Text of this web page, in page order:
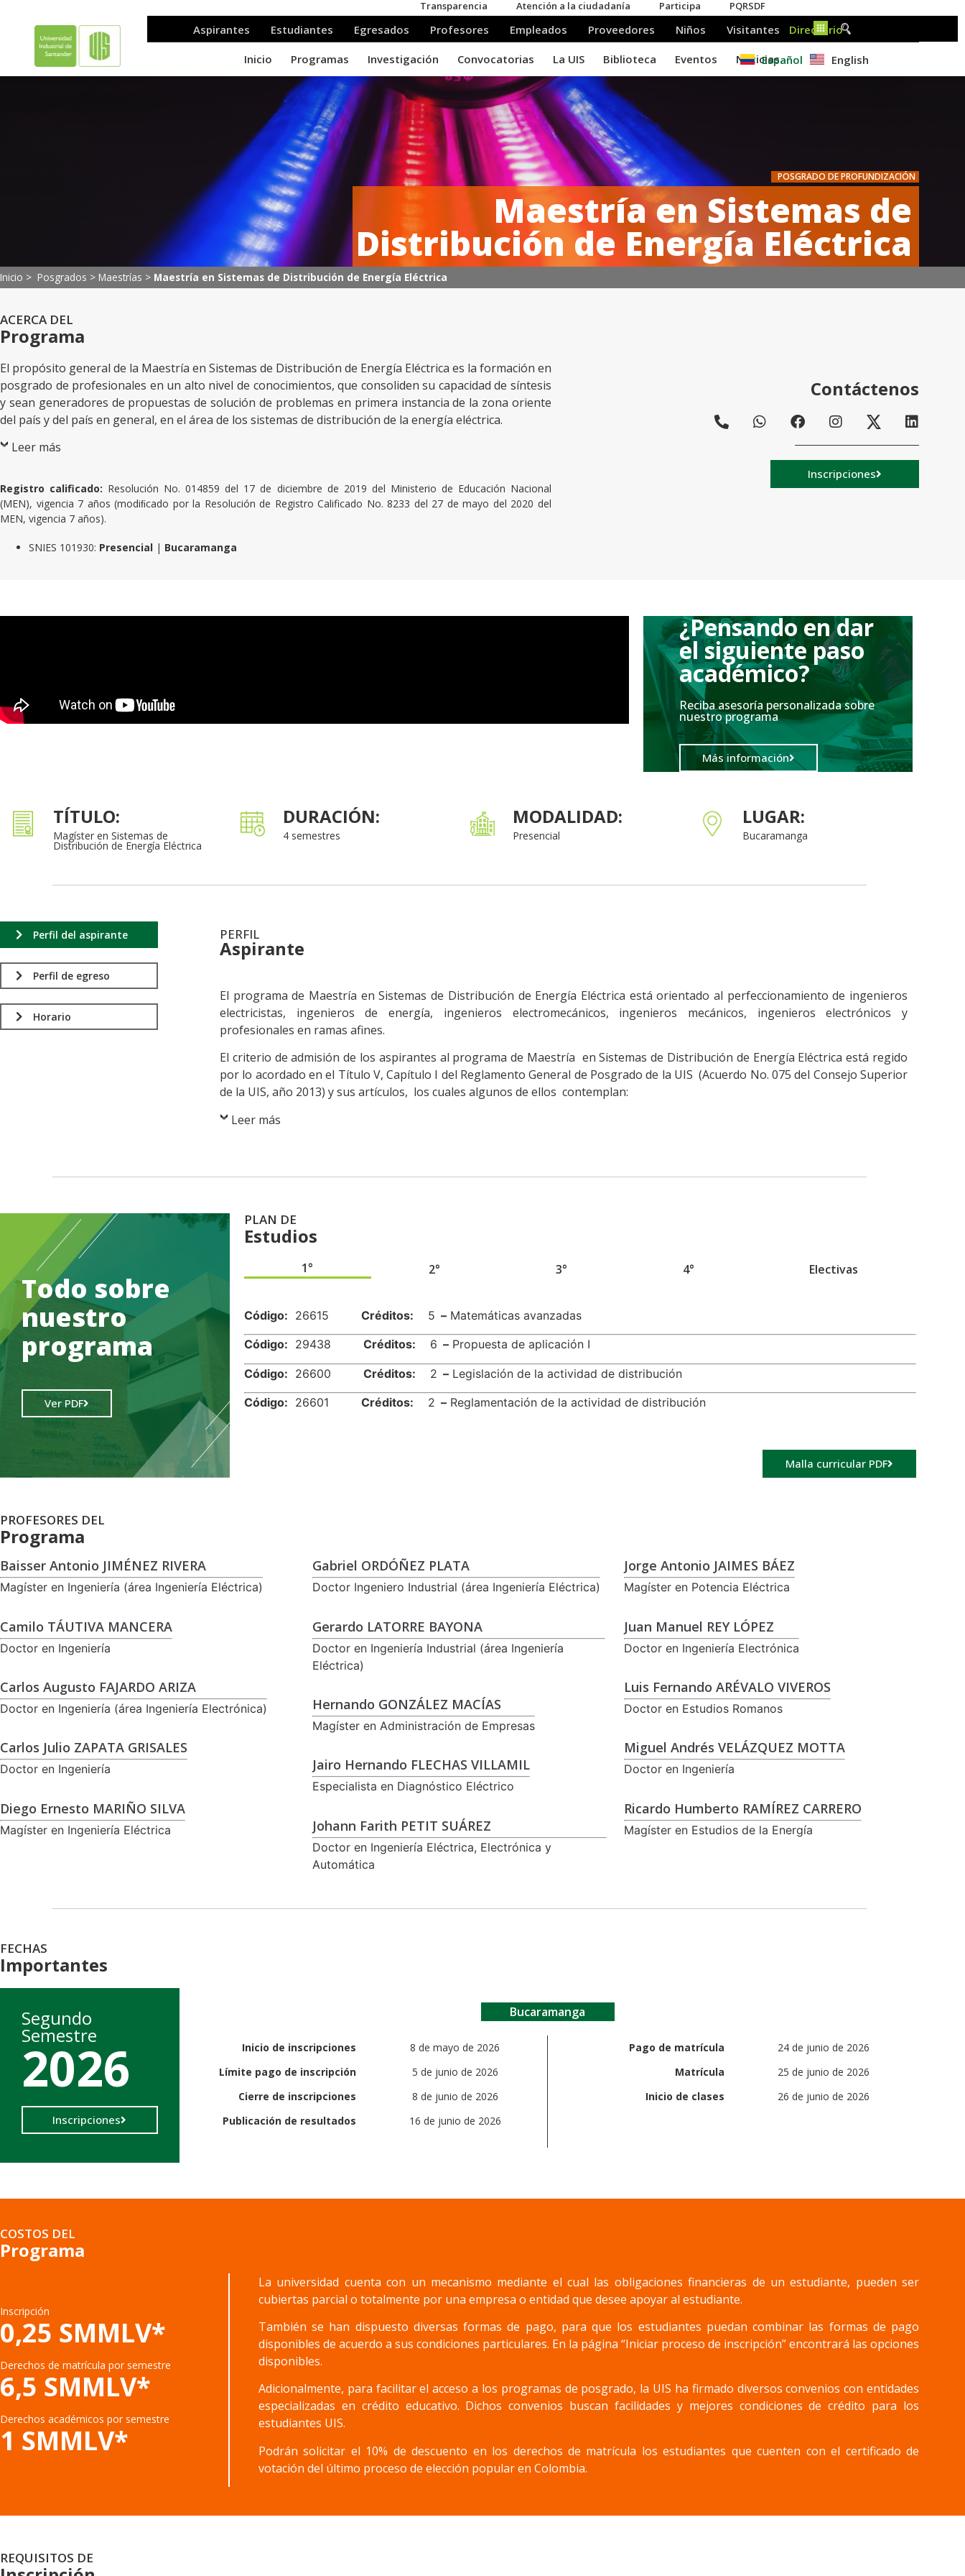
Español English
POSGRADO DE PROFUNDIZACIÓN
Maestría en Sistemas de
Distribución de Energía Eléctrica
Inicio > Posgrados > Maestrías > Maestría en Sistemas de Distribución de Energía Eléctrica
ACERCA DEL
Programa
El propósito general de la Maestría en Sistemas de Distribución de Energía Eléctrica es la formación en
posgrado de profesionales en un alto nivel de conocimientos, que consoliden su capacidad de síntesis
y sean generadores de propuestas de solución de problemas en primera instancia de la zona oriente
del país y del país en general, en el área de los sistemas de distribución de la energía eléctrica.
Leer más
Registro calificado: Resolución No. 014859 del 17 de diciembre de 2019 del Ministerio de Educación Nacional
(MEN), vigencia 7 años (modiﬁcado por la Resolución de Registro Calificado No. 8233 del 27 de mayo del 2020 del
MEN, vigencia 7 años).
SNIES 101930: Presencial | Bucaramanga
Contáctenos
Inscripciones
¿Pensando en dar
el siguiente paso
académico?
Reciba asesoría personalizada sobre
nuestro programa
Más información
TÍTULO:
Magíster en Sistemas de
Distribución de Energía Eléctrica
DURACIÓN:
4 semestres
MODALIDAD:
Presencial
LUGAR:
Bucaramanga
Perfil del aspirante
Perfil de egreso
Horario
PERFIL
Aspirante
El programa de Maestría en Sistemas de Distribución de Energía Eléctrica está orientado al perfeccionamiento de ingenieros
electricistas, ingenieros de energía, ingenieros electromecánicos, ingenieros mecánicos, ingenieros electrónicos y
profesionales en ramas afines.
El criterio de admisión de los aspirantes al programa de Maestría en Sistemas de Distribución de Energía Eléctrica está regido
por lo acordado en el Título V, Capítulo I del Reglamento General de Posgrado de la UIS (Acuerdo No. 075 del Consejo Superior
de la UIS, año 2013) y sus artículos, los cuales algunos de ellos contemplan:
Leer más
Todo sobre
nuestro
programa
Ver PDF
PLAN DE
Estudios
1° 2° 3° 4° Electivas
Código: 26615 Créditos: 5 – Matemáticas avanzadas
Código: 29438 Créditos: 6 – Propuesta de aplicación I
Código: 26600 Créditos: 2 – Legislación de la actividad de distribución
Código: 26601 Créditos: 2 – Reglamentación de la actividad de distribución
Malla curricular PDF
PROFESORES DEL
Programa
Baisser Antonio JIMÉNEZ RIVERA
Magíster en Ingeniería (área Ingeniería Eléctrica)
Camilo TÁUTIVA MANCERA
Doctor en Ingeniería
Carlos Augusto FAJARDO ARIZA
Doctor en Ingeniería (área Ingeniería Electrónica)
Carlos Julio ZAPATA GRISALES
Doctor en Ingeniería
Diego Ernesto MARIÑO SILVA
Magíster en Ingeniería Eléctrica
Gabriel ORDÓÑEZ PLATA
Doctor Ingeniero Industrial (área Ingeniería Eléctrica)
Gerardo LATORRE BAYONA
Doctor en Ingeniería Industrial (área Ingeniería
Eléctrica)
Hernando GONZÁLEZ MACÍAS
Magíster en Administración de Empresas
Jairo Hernando FLECHAS VILLAMIL
Especialista en Diagnóstico Eléctrico
Johann Farith PETIT SUÁREZ
Doctor en Ingeniería Eléctrica, Electrónica y
Automática
Jorge Antonio JAIMES BÁEZ
Magíster en Potencia Eléctrica
Juan Manuel REY LÓPEZ
Doctor en Ingeniería Electrónica
Luis Fernando ARÉVALO VIVEROS
Doctor en Estudios Romanos
Miguel Andrés VELÁZQUEZ MOTTA
Doctor en Ingeniería
Ricardo Humberto RAMÍREZ CARRERO
Magíster en Estudios de la Energía
FECHAS
Importantes
Segundo
Semestre
2026
Inscripciones
Bucaramanga
Inicio de inscripciones
Límite pago de inscripción
Cierre de inscripciones
Publicación de resultados
8 de mayo de 2026
5 de junio de 2026
8 de junio de 2026
16 de junio de 2026
Pago de matrícula
Matrícula
Inicio de clases
24 de junio de 2026
25 de junio de 2026
26 de junio de 2026
COSTOS DEL
Programa
Inscripción
0,25 SMMLV*
Derechos de matrícula por semestre
6,5 SMMLV*
Derechos académicos por semestre
1 SMMLV*
La universidad cuenta con un mecanismo mediante el cual las obligaciones financieras de un estudiante, pueden ser
cubiertas parcial o totalmente por una empresa o entidad que desee apoyar al estudiante.
También se han dispuesto diversas formas de pago, para que los estudiantes puedan combinar las formas de pago
disponibles de acuerdo a sus condiciones particulares. En la página “Iniciar proceso de inscripción” encontrará las opciones
disponibles.
Adicionalmente, para facilitar el acceso a los programas de posgrado, la UIS ha firmado diversos convenios con entidades
especializadas en crédito educativo. Dichos convenios buscan facilidades y mejores condiciones de crédito para los
estudiantes UIS.
Podrán solicitar el 10% de descuento en los derechos de matrícula los estudiantes que cuenten con el certificado de
votación del último proceso de elección popular en Colombia.
REQUISITOS DE